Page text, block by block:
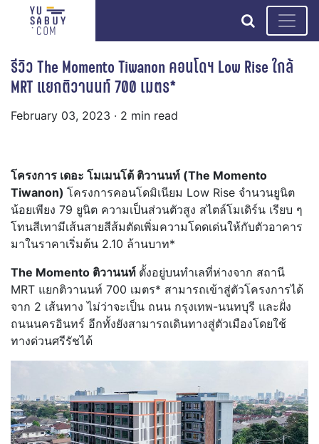
search
รีวิว The Momento Tiwanon คอนโดฯ Low Rise ใกล้
MRT แยกติวานนท์ 700 เมตร*
February 03, 2023 · 2 min read
โครงการ เดอะ โมเมนโต้ ติวานนท์ (The Momento
Tiwanon) โครงการคอนโดมิเนียม Low Rise จำนวนยูนิต
น้อยเพียง 79 ยูนิต ความเป็นส่วนตัวสูง สไตล์โมเดิร์น เรียบ ๆ
โทนสีเทามีเส้นสายสีส้มตัดเพิ่มความโดดเด่นให้กับตัวอาคาร
มาในราคาเริ่มต้น 2.10 ล้านบาท*
The Momento ติวานนท์ ตั้งอยู่บนทำเลที่ห่างจาก สถานี
MRT แยกติวานนท์ 700 เมตร* สามารถเข้าสู่ตัวโครงการได้
จาก 2 เส้นทาง ไม่ว่าจะเป็น ถนน กรุงเทพ-นนทบุรี และฝั่ง
ถนนนครอินทร์ อีกทั้งยังสามารถเดินทางสู่ตัวเมืองโดยใช้
ทางด่วนศรีรัชได้